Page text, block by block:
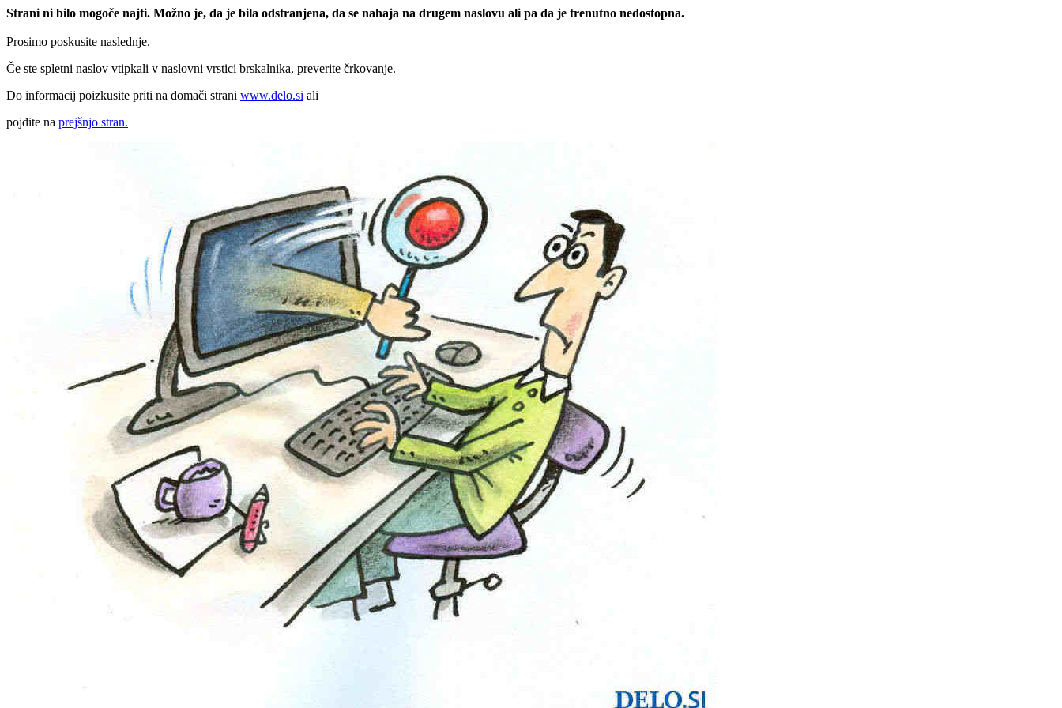
Strani ni bilo mogoče najti. Možno je, da je bila odstranjena, da se nahaja na drugem naslovu ali pa da je trenutno nedostopna.
Prosimo poskusite naslednje.
Če ste spletni naslov vtipkali v naslovni vrstici brskalnika, preverite črkovanje.
Do informacij poizkusite priti na domači strani www.delo.si ali
pojdite na prejšnjo stran.